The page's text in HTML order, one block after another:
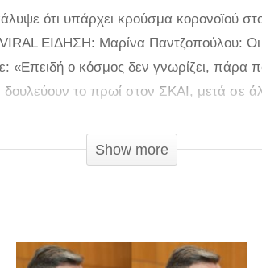
ότι υπάρχει κρούσμα κορονοϊού
VIRAL ΕΙΔΗΣΗ: Μαρίνα Παντζοπούλου:
«Επειδή ο κόσμος δεν γνωρίζει, πάρα
το πρωί στον ΣΚΑΙ, μετά σε
δουλεύουν σε πολλές παραγωγές.
έχει βγει θετικός…». Και η Κατερίνα
Show more